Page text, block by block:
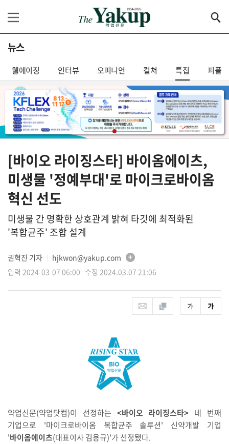
뉴스
웰에이징 인터뷰 오피니언 컬쳐 특집 피플
[바이오 라이징스타] 바이옴에이츠,
미생물 '정예부대'로 마이크로바이옴
혁신 선도
미생물 간 명확한 상호관계 밝혀 타깃에 최적화된
'복합균주' 조합 설계
권혁진 기자
hjkwon@yakup.com
입력 2024-03-07 06:00 수정 2024.03.07 21:06
약업신문(약업닷컴)이 선정하는 <바이오 라이징스타> 네 번째
기업으로 '마이크로바이옴 복합균주 솔루션' 신약개발 기업
'바이옴에이츠(대표이사 김용규)'가 선정됐다.